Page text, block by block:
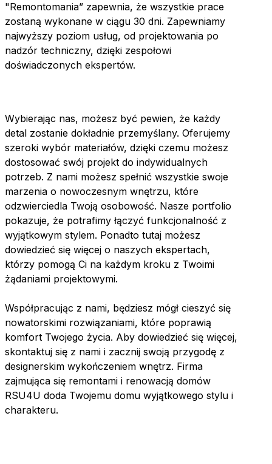
"Remontomania” zapewnia, że wszystkie prace
zostaną wykonane w ciągu 30 dni. Zapewniamy
najwyższy poziom usług, od projektowania po
nadzór techniczny, dzięki zespołowi
doświadczonych ekspertów.
Wybierając nas, możesz być pewien, że każdy
detal zostanie dokładnie przemyślany. Oferujemy
szeroki wybór materiałów, dzięki czemu możesz
dostosować swój projekt do indywidualnych
potrzeb. Z nami możesz spełnić wszystkie swoje
marzenia o nowoczesnym wnętrzu, które
odzwierciedla Twoją osobowość. Nasze portfolio
pokazuje, że potrafimy łączyć funkcjonalność z
wyjątkowym stylem. Ponadto tutaj możesz
dowiedzieć się więcej o naszych ekspertach,
którzy pomogą Ci na każdym kroku z Twoimi
żądaniami projektowymi.
Współpracując z nami, będziesz mógł cieszyć się
nowatorskimi rozwiązaniami, które poprawią
komfort Twojego życia. Aby dowiedzieć się więcej,
skontaktuj się z nami i zacznij swoją przygodę z
designerskim wykończeniem wnętrz. Firma
zajmująca się remontami i renowacją domów
RSU4U doda Twojemu domu wyjątkowego stylu i
charakteru.